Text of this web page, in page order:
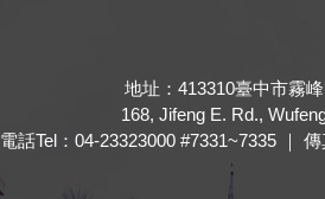
地址：413310臺中市霧
168, Jifeng E. Rd.,
電話Tel：04-23323000 #7331~7335 ｜